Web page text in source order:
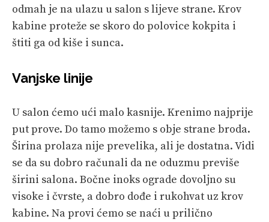
odmah je na ulazu u salon s lijeve strane. Krov
kabine proteže se skoro do polovice kokpita i
štiti ga od kiše i sunca.
Vanjske linije
U salon ćemo ući malo kasnije. Krenimo najprije
put prove. Do tamo možemo s obje strane broda.
Širina prolaza nije prevelika, ali je dostatna. Vidi
se da su dobro računali da ne oduzmu previše
širini salona. Bočne inoks ograde dovoljno su
visoke i čvrste, a dobro dođe i rukohvat uz krov
kabine. Na provi ćemo se naći u prilično